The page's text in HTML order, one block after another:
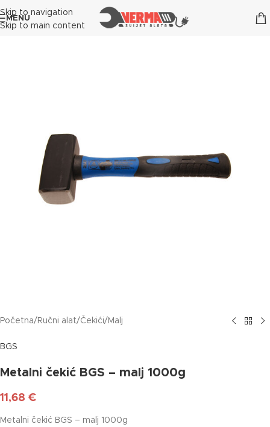
Skip to navigation
Skip to main content
MENU
Početna/ Ručni alat/Čekići/ Malj
BGS
Metalni čekić BGS – malj 1000g
11,68 €
Metalni čekić BGS – malj 1000g